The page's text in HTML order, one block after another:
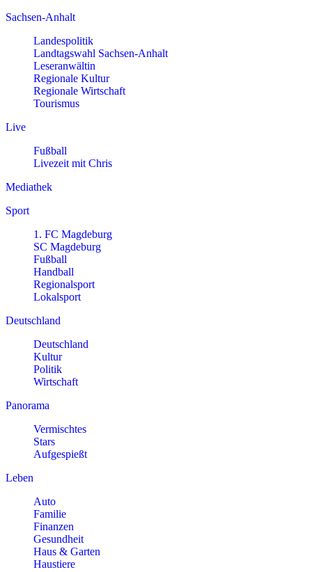
Sachsen-Anhalt
Landespolitik
Landtagswahl Sachsen-Anhalt
Leseranwältin
Regionale Kultur
Regionale Wirtschaft
Tourismus
Live
Fußball
Livezeit mit Chris
Mediathek
Sport
1. FC Magdeburg
SC Magdeburg
Fußball
Handball
Regionalsport
Lokalsport
Deutschland
Deutschland
Kultur
Politik
Wirtschaft
Panorama
Vermischtes
Stars
Aufgespießt
Leben
Auto
Familie
Finanzen
Gesundheit
Haus & Garten
Haustiere